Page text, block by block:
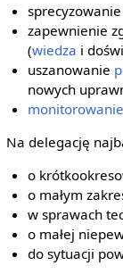
zapewnienie
(wiedza i
uszanowanie
nowych
monitorowanie
Na delegację
o
o małym
w sprawach
o małej
do sytuacji